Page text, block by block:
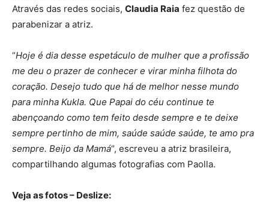
Através das redes sociais, Claudia Raia fez questão de
parabenizar a atriz.
“Hoje é dia desse espetáculo de mulher que a profissão
me deu o prazer de conhecer e virar minha filhota do
coração. Desejo tudo que há de melhor nesse mundo
para minha Kukla. Que Papai do céu continue te
abençoando como tem feito desde sempre e te deixe
sempre pertinho de mim, saúde saúde saúde, te amo pra
sempre. Beijo da Mamá“, escreveu a atriz brasileira,
compartilhando algumas fotografias com Paolla.
Veja as fotos – Deslize: